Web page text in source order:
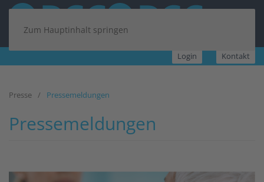
Zum Hauptinhalt springen
Login Kontakt
Presse Pressemeldungen
Pressemeldungen